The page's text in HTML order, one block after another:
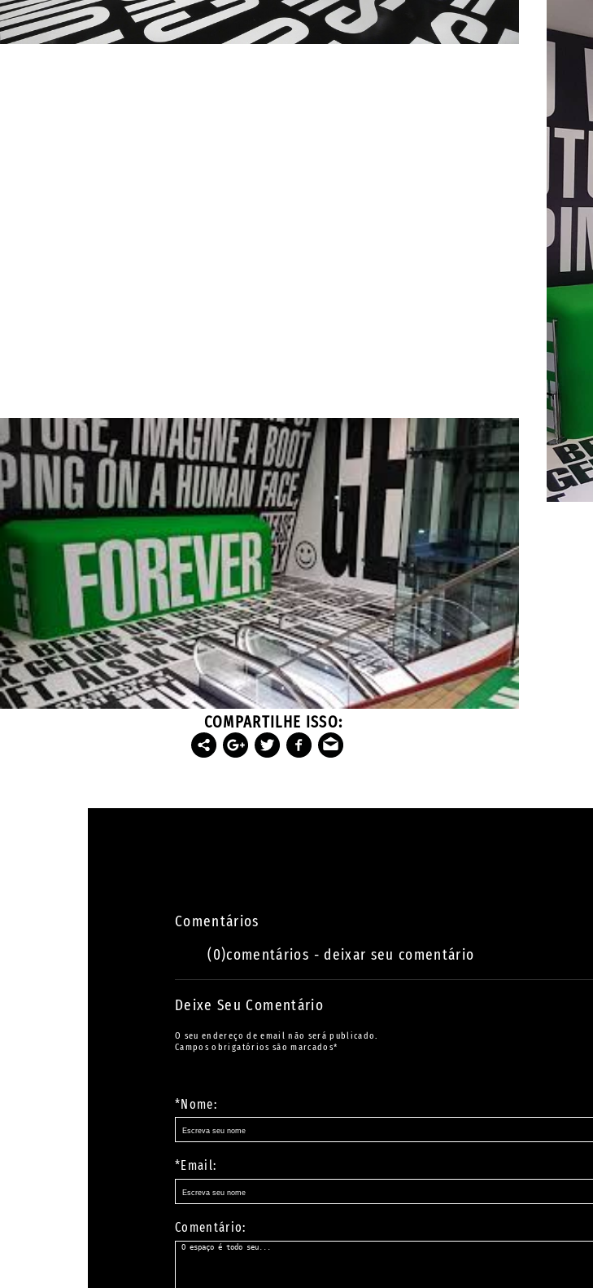
COMPARTILHE ISSO:
Comentários
(0)comentários - deixar seu comentário
Deixe Seu Comentário
O seu endereço de email não será publicado.
Campos obrigatórios são marcados*
*Nome:
*Email:
Comentário: